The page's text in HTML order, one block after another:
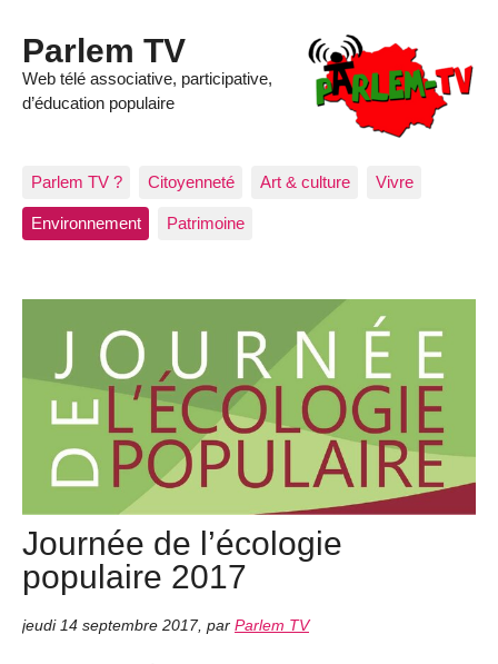
Parlem TV
Web télé associative, participative,
d’éducation populaire
Parlem TV ? Citoyenneté Art & culture Vivre
Environnement Patrimoine
Journée de l’écologie
populaire 2017
jeudi 14 septembre 2017, par Parlem TV